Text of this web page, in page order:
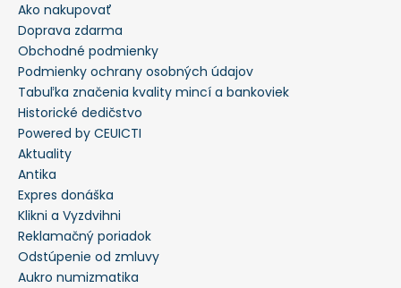
Ako nakupovať
Doprava zdarma
Obchodné podmienky
Podmienky ochrany osobných údajov
Tabuľka značenia kvality mincí a bankoviek
Historické dedičstvo
Powered by CEUICTI
Aktuality
Antika
Expres donáška
Klikni a Vyzdvihni
Reklamačný poriadok
Odstúpenie od zmluvy
Aukro numizmatika